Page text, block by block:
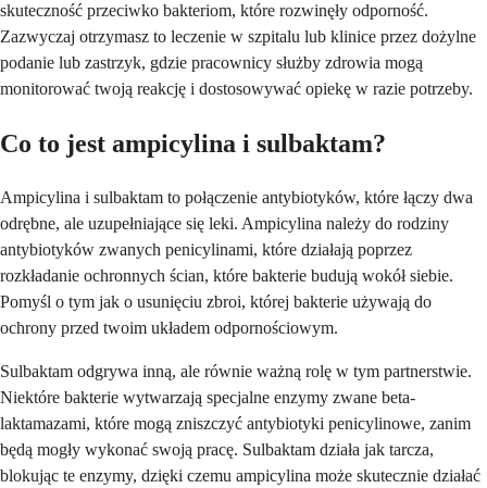
skuteczność przeciwko bakteriom, które rozwinęły odporność.
Zazwyczaj otrzymasz to leczenie w szpitalu lub klinice przez dożylne
podanie lub zastrzyk, gdzie pracownicy służby zdrowia mogą
monitorować twoją reakcję i dostosowywać opiekę w razie potrzeby.
Co to jest ampicylina i sulbaktam?
Ampicylina i sulbaktam to połączenie antybiotyków, które łączy dwa
odrębne, ale uzupełniające się leki. Ampicylina należy do rodziny
antybiotyków zwanych penicylinami, które działają poprzez
rozkładanie ochronnych ścian, które bakterie budują wokół siebie.
Pomyśl o tym jak o usunięciu zbroi, której bakterie używają do
ochrony przed twoim układem odpornościowym.
Sulbaktam odgrywa inną, ale równie ważną rolę w tym partnerstwie.
Niektóre bakterie wytwarzają specjalne enzymy zwane beta-
laktamazami, które mogą zniszczyć antybiotyki penicylinowe, zanim
będą mogły wykonać swoją pracę. Sulbaktam działa jak tarcza,
blokując te enzymy, dzięki czemu ampicylina może skutecznie działać